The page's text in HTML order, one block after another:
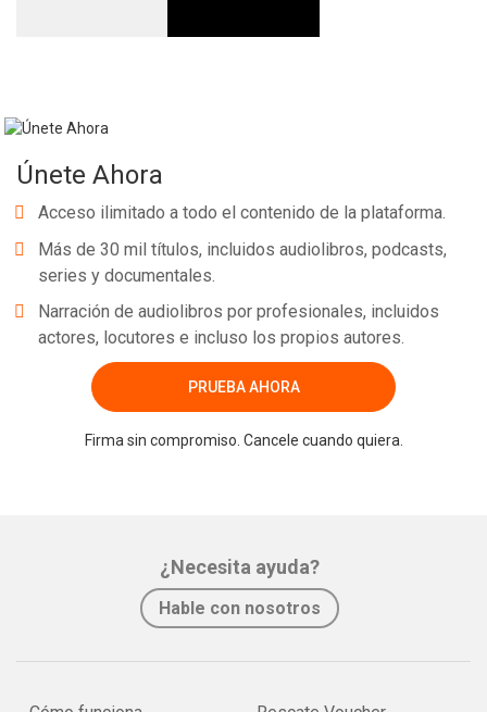
Únete Ahora
Acceso ilimitado a todo el contenido de la plataforma.
Más de 30 mil títulos, incluidos audiolibros, podcasts,
series y documentales.
Narración de audiolibros por profesionales, incluidos
actores, locutores e incluso los propios autores.
PRUEBA AHORA
Firma sin compromiso. Cancele cuando quiera.
¿Necesita ayuda?
Hable con nosotros